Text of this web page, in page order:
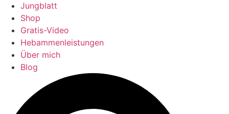
Jungblatt
Shop
Gratis-Video
Hebammenleistungen
Über mich
Blog